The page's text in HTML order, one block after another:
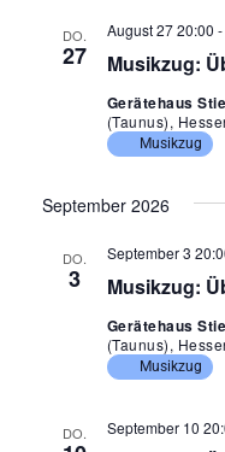
DO.
27 Musikzug:
August 27 20:00 -
Gerätehaus
(Taunus),
Musikzug
September 2026
DO.
3 Musikzug:
September 3
Gerätehaus
(Taunus),
Musikzug
DO. September 10